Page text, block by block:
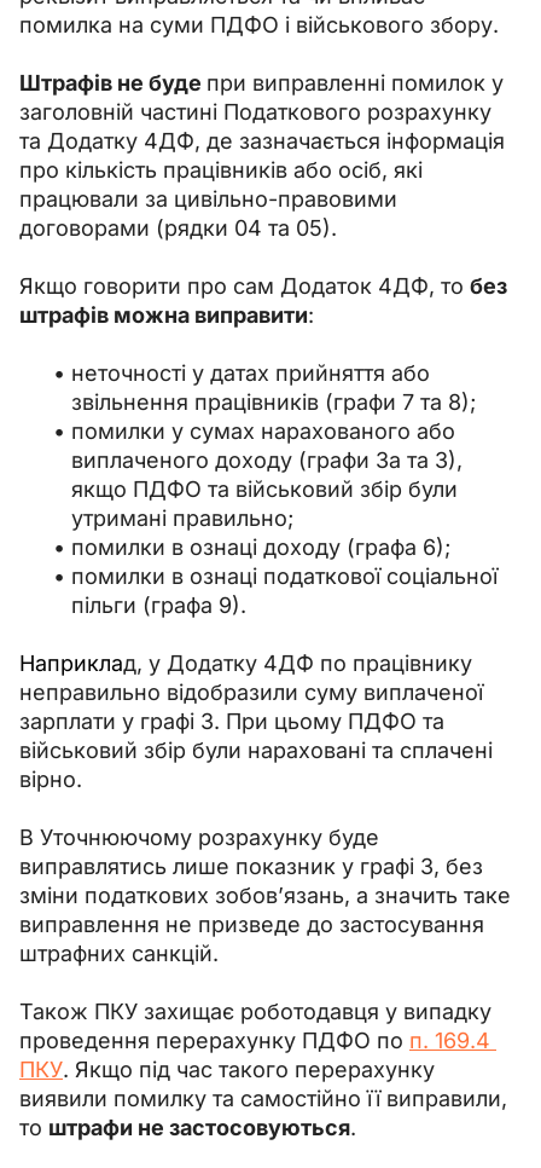
помилка на суми ПДФО і військового збору.
Штрафів не буде при виправленні помилок у
заголовній частині Податкового розрахунку
та Додатку 4ДФ, де зазначається інформація
про кількість працівників або осіб, які
працювали за цивільно-правовими
договорами (рядки 04 та 05).
Якщо говорити про сам Додаток 4ДФ, то без
штрафів можна виправити:
неточності у датах прийняття або
звільнення працівників (графи 7 та 8);
помилки у сумах нарахованого або
виплаченого доходу (графи 3а та 3),
якщо ПДФО та військовий збір були
утримані правильно;
помилки в ознаці доходу (графа 6);
помилки в ознаці податкової соціальної
пільги (графа 9).
Наприклад, у Додатку 4ДФ по працівнику
неправильно відобразили суму виплаченої
зарплати у графі 3. При цьому ПДФО та
військовий збір були нараховані та сплачені
вірно.
В Уточнюючому розрахунку буде
виправлятись лише показник у графі 3, без
зміни податкових зобов’язань, а значить таке
виправлення не призведе до застосування
штрафних санкцій.
Також ПКУ захищає роботодавця у випадку
проведення перерахунку ПДФО по п. 169.4
ПКУ. Якщо під час такого перерахунку
виявили помилку та самостійно її виправили,
то штрафи не застосовуються.